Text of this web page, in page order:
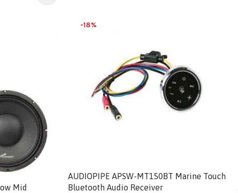
-18%
AUDIOPIPE APSW-MT150BT Marine Touch
Bluetooth Audio Receiver
Mid